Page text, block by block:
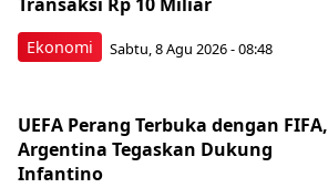
Ekonomi Sabtu, 8 Agu 2026 - 08:48
UEFA Perang Terbuka dengan FIFA,
Argentina Tegaskan Dukung
Infantino